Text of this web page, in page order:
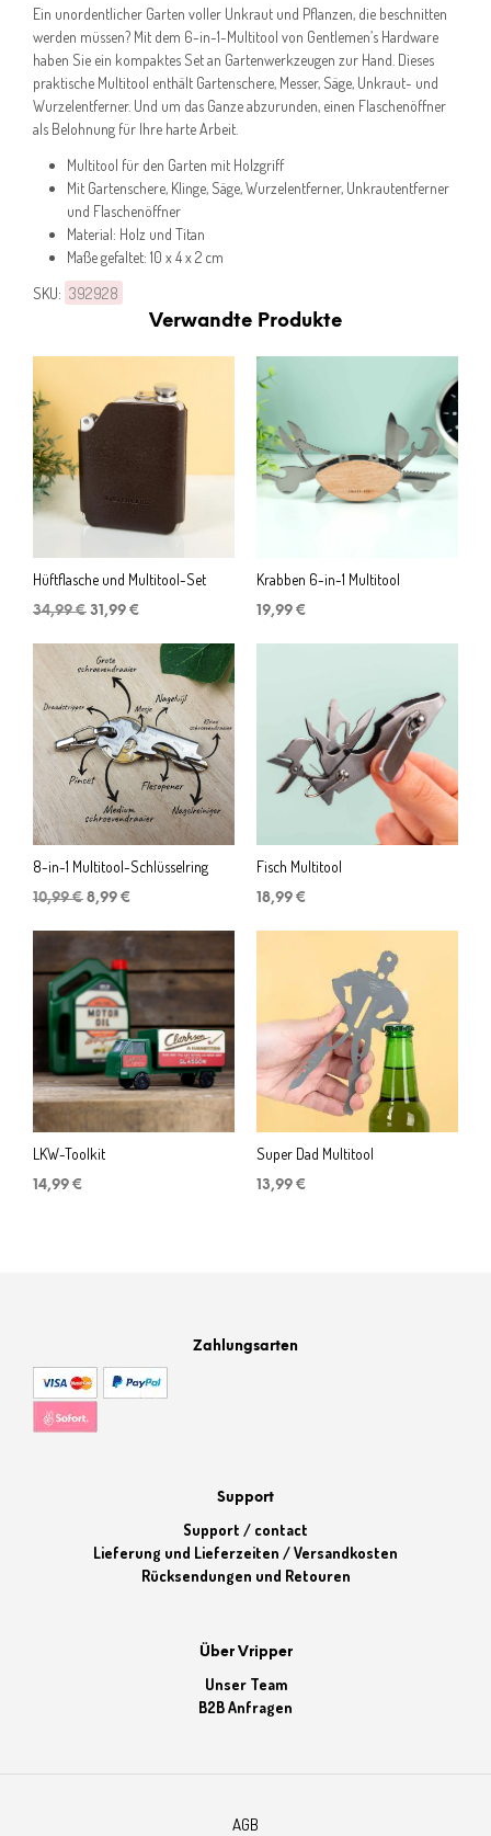
Ein unordentlicher Garten voller Unkraut und Pflanzen, die beschnitten
werden müssen? Mit dem 6-in-1-Multitool von Gentlemen’s Hardware
haben Sie ein kompaktes Set an Gartenwerkzeugen zur Hand. Dieses
praktische Multitool enthält Gartenschere, Messer, Säge, Unkraut- und
Wurzelentferner. Und um das Ganze abzurunden, einen Flaschenöffner
als Belohnung für Ihre harte Arbeit.
Multitool für den Garten mit Holzgriff
Mit Gartenschere, Klinge, Säge, Wurzelentferner, Unkrautentferner
und Flaschenöffner
Material: Holz und Titan
Maße gefaltet: 10 x 4 x 2 cm
SKU: 392928
Verwandte Produkte
Hüftflasche und Multitool-Set
34,99€ Ursprünglicher
war:
34,99 €
31,99 €
ist:
31,99 €.
Krabben 6-in-1 Multitool
19,99 €
8-in-1 Multitool-Schlüsselring
10,99€ Ursprünglicher
war:
10,99 €
8,99 €
ist:
Fisch Multitool
18,99 €
LKW-Toolkit
14,99 €
Super Dad Multitool
13,99 €
Zahlungsarten
Support
Support / contact
Lieferung und Lieferzeiten / Versandkosten
Rücksendungen und Retouren
Über Vripper
Unser Team
B2B Anfragen
AGB